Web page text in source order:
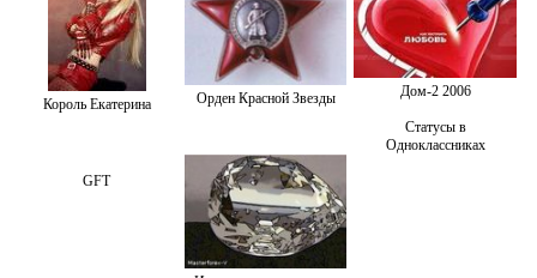
Король Екатерина Орден Красной Звезды Дом-2 2006
Статусы в
Одноклассниках
GFT